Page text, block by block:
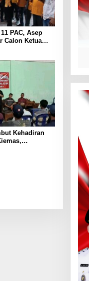
PAC, Asep
Calon Ketua
Kehadiran